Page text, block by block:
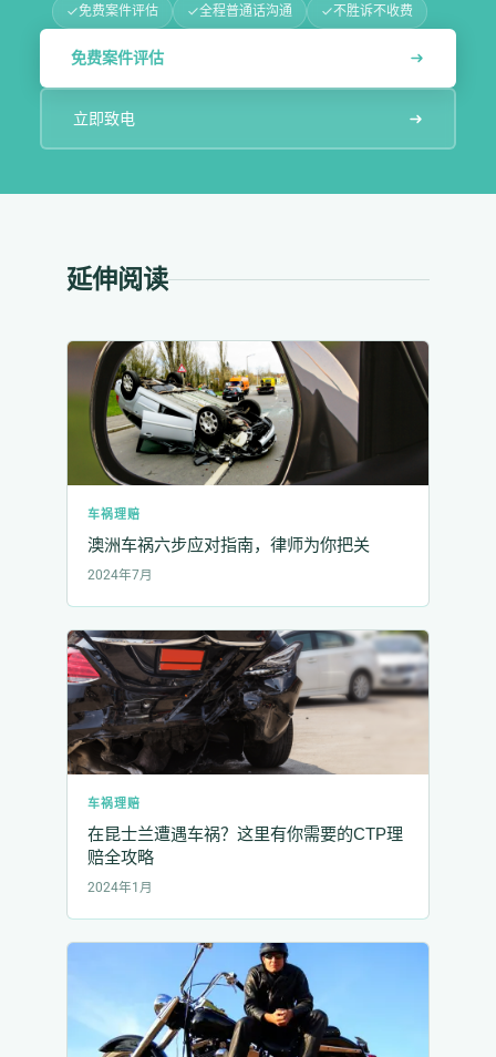
免费案件评估 全程普通话沟通 不胜诉不收费
免费案件评估
立即致电
延伸阅读
车祸理赔
澳洲车祸六步应对指南，律师为你把关
2024年7月
车祸理赔
在昆士兰遭遇车祸？这里有你需要的CTP理
赔全攻略
2024年1月